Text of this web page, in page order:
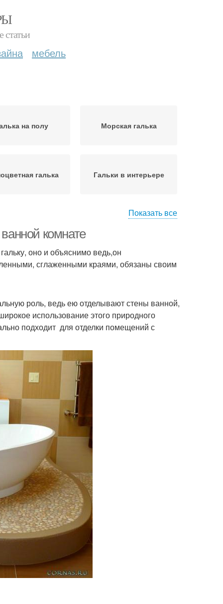
статьи
мебель
на полу Морская галька
галька Гальки в интерьере
Показать все
комнате
оно и объяснимо ведь,он
сглаженными краями, обязаны своим
роль, ведь ею отделывают стены ванной,
использование этого природного
подходит для отделки помещений с